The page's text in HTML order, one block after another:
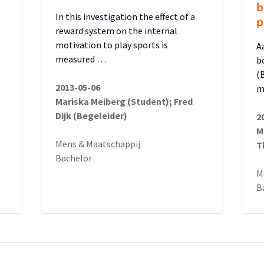
In this investigation the effect of a
reward system on the internal
motivation to play sports is
measured …
2013-05-06
Mariska Meiberg (Student); Fred
Dijk (Begeleider)
Mens & Maatschappij
Bachelor